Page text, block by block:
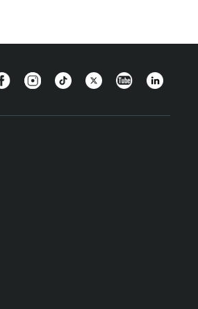
InstagramTikTokTwitterYouTubeLinkedIn